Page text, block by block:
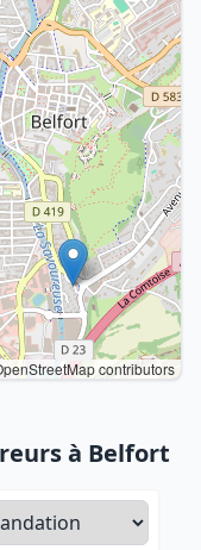
contributors
à Belfort